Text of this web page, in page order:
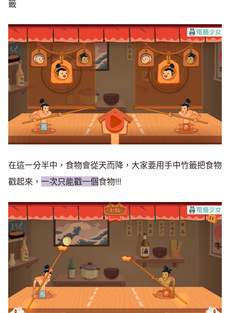
籤
在這一分半中，食物會從天而降，大家要用手中竹籤把食物
戳起來， 一次只能戳一個食物!!!